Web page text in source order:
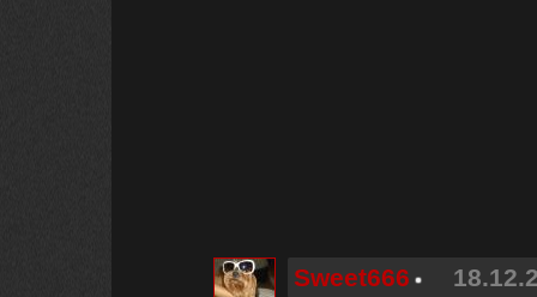
Sweet666